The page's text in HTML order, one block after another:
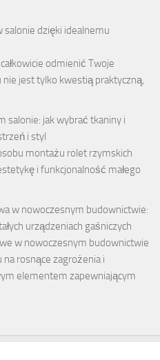
salonie dzięki idealnemu
odmienić Twoje
jest tylko kwestią praktyczną,
salonie: jak wybrać tkaniny i
i styl
montażu rolet rzymskich
i funkcjonalność małego
w nowoczesnym budownictwie:
urządzeniach gaśniczych
w nowoczesnym budownictwie
rosnące zagrożenia i
elementem zapewniającym